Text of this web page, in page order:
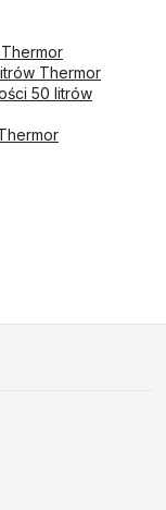
Thermor
50 litrów